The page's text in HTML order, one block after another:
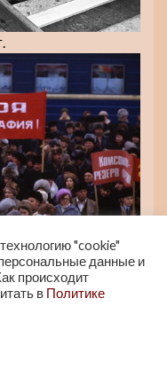
более 12
эксплуатацию
"cookie"
данные и
происходит
в Политике